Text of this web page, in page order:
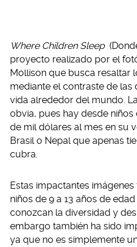
Where Children Sleep
proyecto realizado por el
Mollison que busca resaltar
mediante el contraste de las
vida alrededor del mundo.
obvia, pues hay desde
de mil dólares al mes en su
Brasil o Nepal que apenas
cubra.
Estas impactantes
niños de 9 a 13 años de
conozcan la diversidad y
embargo también ha sido
ya que no es simplemente